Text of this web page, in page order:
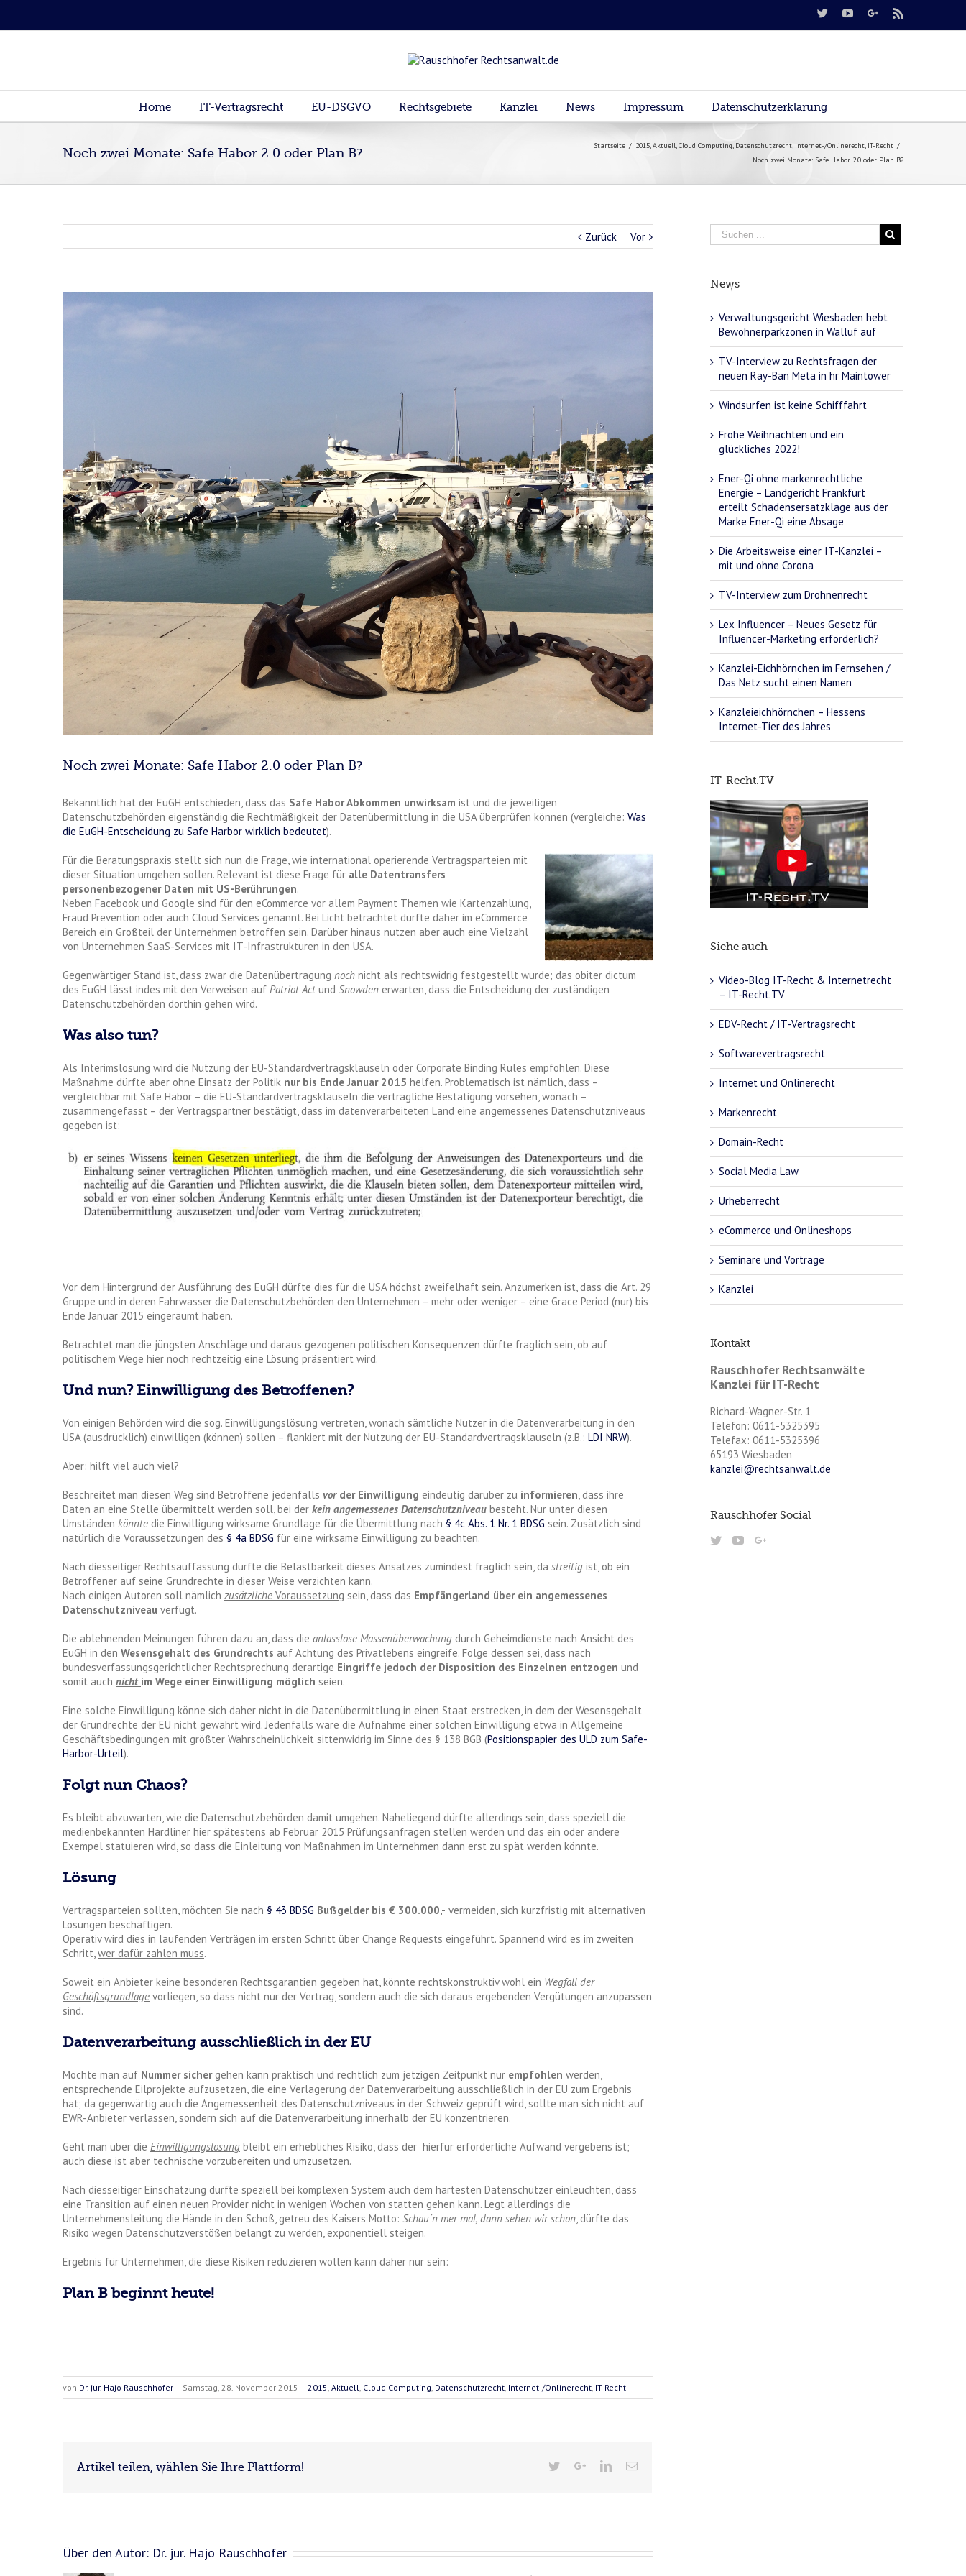
Home IT-Vertragsrecht EU-DSGVO Rechtsgebiete Kanzlei News Impressum Datenschutzerklärung
Noch zwei Monate: Safe Habor 2.0 oder Plan B?
Startseite / 2015,Aktuell,Cloud Computing, Datenschutzrecht, Internet-/Onlinerecht, IT-Recht /
Noch zwei Monate: Safe Habor 2.0 oder Plan B?
Zurück Vor
Noch zwei Monate: Safe Habor 2.0 oder Plan B?
Bekanntlich hat der EuGH entschieden, dass das Safe Habor Abkommen unwirksam ist und die jeweiligen
Datenschutzbehörden eigenständig die Rechtmäßigkeit der Datenübermittlung in die USA überprüfen können (vergleiche: Was
die EuGH-Entscheidung zu Safe Harbor wirklich bedeutet).
Für die Beratungspraxis stellt sich nun die Frage, wie international operierende Vertragsparteien mit
dieser Situation umgehen sollen. Relevant ist diese Frage für alle Datentransfers
personenbezogener Daten mit US-Berührungen.
Neben Facebook und Google sind für den eCommerce vor allem Payment Themen wie Kartenzahlung,
Fraud Prevention oder auch Cloud Services genannt. Bei Licht betrachtet dürfte daher im eCommerce
Bereich ein Großteil der Unternehmen betroffen sein. Darüber hinaus nutzen aber auch eine Vielzahl
von Unternehmen SaaS-Services mit IT-Infrastrukturen in den USA.
Gegenwärtiger Stand ist, dass zwar die Datenübertragung noch nicht als rechtswidrig festgestellt wurde; das obiter dictum
des EuGH lässt indes mit den Verweisen auf Patriot Act und Snowden erwarten, dass die Entscheidung der zuständigen
Datenschutzbehörden dorthin gehen wird.
Was also tun?
Als Interimslösung wird die Nutzung der EU-Standardvertragsklauseln oder Corporate Binding Rules empfohlen. Diese
Maßnahme dürfte aber ohne Einsatz der Politik nur bis Ende Januar 2015 helfen. Problematisch ist nämlich, dass –
vergleichbar mit Safe Habor – die EU-Standardvertragsklauseln die vertragliche Bestätigung vorsehen, wonach –
zusammengefasst – der Vertragspartner bestätigt , dass im datenverarbeiteten Land eine angemessenes Datenschutzniveaus
gegeben ist:
Vor dem Hintergrund der Ausführung des EuGH dürfte dies für die USA höchst zweifelhaft sein. Anzumerken ist, dass die Art. 29
Gruppe und in deren Fahrwasser die Datenschutzbehörden den Unternehmen – mehr oder weniger – eine Grace Period (nur) bis
Ende Januar 2015 eingeräumt haben.
Betrachtet man die jüngsten Anschläge und daraus gezogenen politischen Konsequenzen dürfte fraglich sein, ob auf
politischem Wege hier noch rechtzeitig eine Lösung präsentiert wird.
Und nun? Einwilligung des Betroffenen?
Von einigen Behörden wird die sog. Einwilligungslösung vertreten, wonach sämtliche Nutzer in die Datenverarbeitung in den
USA (ausdrücklich) einwilligen (können) sollen – flankiert mit der Nutzung der EU-Standardvertragsklauseln (z.B.: LDI NRW).
Aber: hilft viel auch viel?
Beschreitet man diesen Weg sind Betroffene jedenfalls vorder Einwilligung eindeutig darüber zu informieren, dass ihre
Daten an eine Stelle übermittelt werden soll, bei der kein angemessenes Datenschutzniveau besteht. Nur unter diesen
Umständen könnte die Einwilligung wirksame Grundlage für die Übermittlung nach § 4c Abs. 1 Nr. 1 BDSG sein. Zusätzlich sind
natürlich die Voraussetzungen des § 4a BDSG für eine wirksame Einwilligung zu beachten.
Nach diesseitiger Rechtsauffassung dürfte die Belastbarkeit dieses Ansatzes zumindest fraglich sein, da streitig ist, ob ein
Betroffener auf seine Grundrechte in dieser Weise verzichten kann.
Nach einigen Autoren soll nämlich zusätzliche Voraussetzung sein, dass das Empfängerland über ein angemessenes
Datenschutzniveau verfügt.
Die ablehnenden Meinungen führen dazu an, dass die anlasslose Massenüberwachung durch Geheimdienste nach Ansicht des
EuGH in den Wesensgehalt des Grundrechts auf Achtung des Privatlebens eingreife. Folge dessen sei, dass nach
bundesverfassungsgerichtlicher Rechtsprechung derartige Eingriffe jedoch der Disposition des Einzelnen entzogen und
somit auch nicht im Wege einer Einwilligung möglich seien.
Eine solche Einwilligung könne sich daher nicht in die Datenübermittlung in einen Staat erstrecken, in dem der Wesensgehalt
der Grundrechte der EU nicht gewahrt wird. Jedenfalls wäre die Aufnahme einer solchen Einwilligung etwa in Allgemeine
Geschäftsbedingungen mit größter Wahrscheinlichkeit sittenwidrig im Sinne des § 138 BGB (Positionspapier des ULD zum Safe-
Harbor-Urteil).
Folgt nun Chaos?
Es bleibt abzuwarten, wie die Datenschutzbehörden damit umgehen. Naheliegend dürfte allerdings sein, dass speziell die
medienbekannten Hardliner hier spätestens ab Februar 2015 Prüfungsanfragen stellen werden und das ein oder andere
Exempel statuieren wird, so dass die Einleitung von Maßnahmen im Unternehmen dann erst zu spät werden könnte.
Lösung
Vertragsparteien sollten, möchten Sie nach § 43 BDSG Bußgelder bis € 300.000,- vermeiden, sich kurzfristig mit alternativen
Lösungen beschäftigen.
Operativ wird dies in laufenden Verträgen im ersten Schritt über Change Requests eingeführt. Spannend wird es im zweiten
Schritt,wer dafür zahlen muss.
Soweit ein Anbieter keine besonderen Rechtsgarantien gegeben hat, könnte rechtskonstruktiv wohl ein Wegfall der
Geschäftsgrundlage vorliegen, so dass nicht nur der Vertrag, sondern auch die sich daraus ergebenden Vergütungen anzupassen
sind.
Datenverarbeitung ausschließlich in der EU
Möchte man auf Nummer sichergehen kann praktisch und rechtlich zum jetzigen Zeitpunkt nur empfohlen werden,
entsprechende Eilprojekte aufzusetzen, die eine Verlagerung der Datenverarbeitung ausschließlich in der EU zum Ergebnis
hat; da gegenwärtig auch die Angemessenheit des Datenschutzniveaus in der Schweiz geprüft wird, sollte man sich nicht auf
EWR-Anbieter verlassen, sondern sich auf die Datenverarbeitung innerhalb der EU konzentrieren.
Geht man über die Einwilligungslösung bleibt ein erhebliches Risiko, dass der hierfür erforderliche Aufwand vergebens ist;
auch diese ist aber technische vorzubereiten und umzusetzen.
Nach diesseitiger Einschätzung dürfte speziell bei komplexen System auch dem härtesten Datenschützer einleuchten, dass
eine Transition auf einen neuen Provider nicht in wenigen Wochen von statten gehen kann. Legt allerdings die
Unternehmensleitung die Hände in den Schoß, getreu des Kaisers Motto: Schau´n mer mal, dann sehen wir schon, dürfte das
Risiko wegen Datenschutzverstößen belangt zu werden, exponentiell steigen.
Ergebnis für Unternehmen, die diese Risiken reduzieren wollen kann daher nur sein:
Plan B beginnt heute!
von Dr. jur. Hajo Rauschhofer | Samstag, 28. November 2015 | 2015, Aktuell, Cloud Computing, Datenschutzrecht, Internet-/Onlinerecht, IT-Recht
Artikel teilen, wählen Sie Ihre Plattform!
Über den Autor: Dr. jur. Hajo Rauschhofer
News
Verwaltungsgericht Wiesbaden hebt
Bewohnerparkzonen in Walluf auf
TV-Interview zu Rechtsfragen der
neuen Ray-Ban Meta in hr Maintower
Windsurfen ist keine Schifffahrt
Frohe Weihnachten und ein
glückliches 2022!
Ener-Qi ohne markenrechtliche
Energie – Landgericht Frankfurt
erteilt Schadensersatzklage aus der
Marke Ener-Qi eine Absage
Die Arbeitsweise einer IT-Kanzlei –
mit und ohne Corona
TV-Interview zum Drohnenrecht
Lex Influencer – Neues Gesetz für
Influencer-Marketing erforderlich?
Kanzlei-Eichhörnchen im Fernsehen /
Das Netz sucht einen Namen
Kanzleieichhörnchen – Hessens
Internet-Tier des Jahres
IT-Recht.TV
Siehe auch
Video-Blog IT-Recht & Internetrecht
– IT-Recht.TV
EDV-Recht / IT-Vertragsrecht
Softwarevertragsrecht
Internet und Onlinerecht
Markenrecht
Domain-Recht
Social Media Law
Urheberrecht
eCommerce und Onlineshops
Seminare und Vorträge
Kanzlei
Kontakt
Rauschhofer Rechtsanwälte
Kanzlei für IT-Recht
Richard-Wagner-Str. 1
Telefon: 0611-5325395
Telefax: 0611-5325396
65193 Wiesbaden
kanzlei@rechtsanwalt.de
Rauschhofer Social